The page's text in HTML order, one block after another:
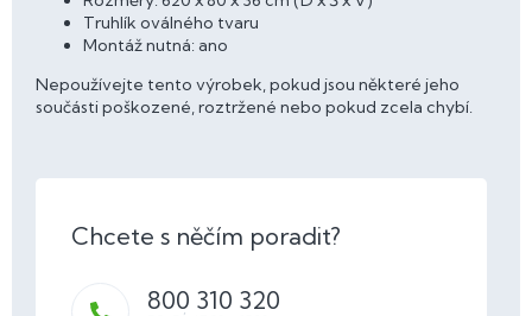
Truhlík oválného tvaru
Montáž nutná: ano
Nepoužívejte tento výrobek, pokud jsou některé jeho
součásti poškozené, roztržené nebo pokud zcela chybí.
800 310 320